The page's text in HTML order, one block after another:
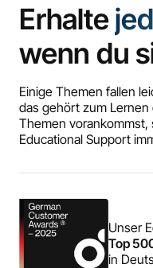
Erhalte
wenn du
Einige Themen fallen
das gehört zum
Themen
Educational Support
Unser
Top
in